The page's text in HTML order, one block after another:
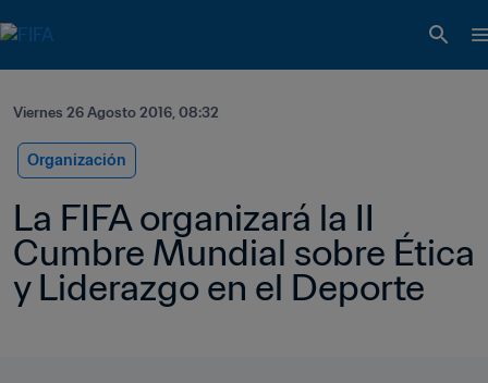
Viernes 26 Agosto 2016, 08:32
Organización
La FIFA organizará la II
Cumbre Mundial sobre Ética
y Liderazgo en el Deporte